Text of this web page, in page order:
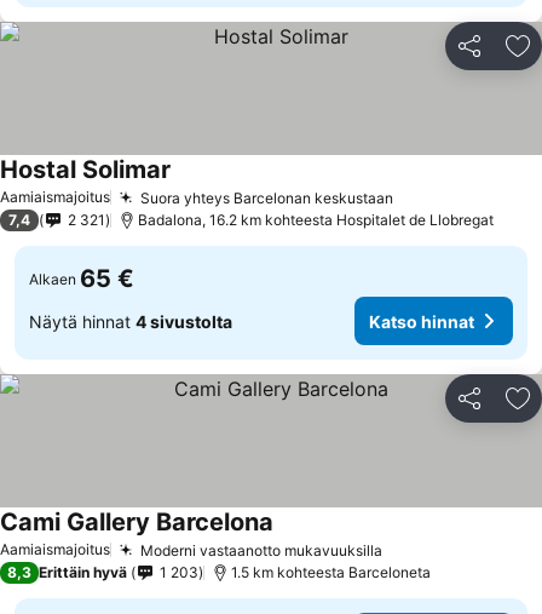
Jaa
Aamiaismajoitus Suora yhteys Barcelonan keskustaan
Hostal Solimar
7,4 2 321 Badalona, 16.2 km kohteesta Hospitalet de Llobregat
Alkaen 65 €
Näytä hinnat 4 sivustolta Katso hinnat
Jaa
Aamiaismajoitus Moderni vastaanotto mukavuuksilla
Cami Gallery Barcelona
8,3 Erittäin hyvä 1 203 1.5 km kohteesta Barceloneta